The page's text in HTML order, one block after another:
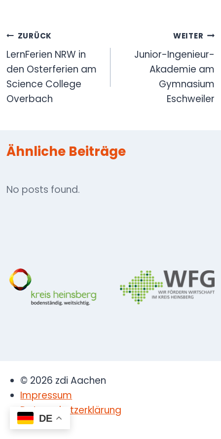
Beitragsnavigation
ZURÜCK
LernFerien NRW in
den Osterferien am
Science College
Overbach
WEITER
Junior-Ingenieur-
Akademie am
Gymnasium
Eschweiler
Ähnliche Beiträge
No posts found.
© 2026 zdi Aachen
Impressum
Datenschutzerklärung
DE